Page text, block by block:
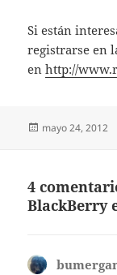
Si están
registrarse en
enhttp://
Publicado
mayo 24, 2012
4
BlackBerry